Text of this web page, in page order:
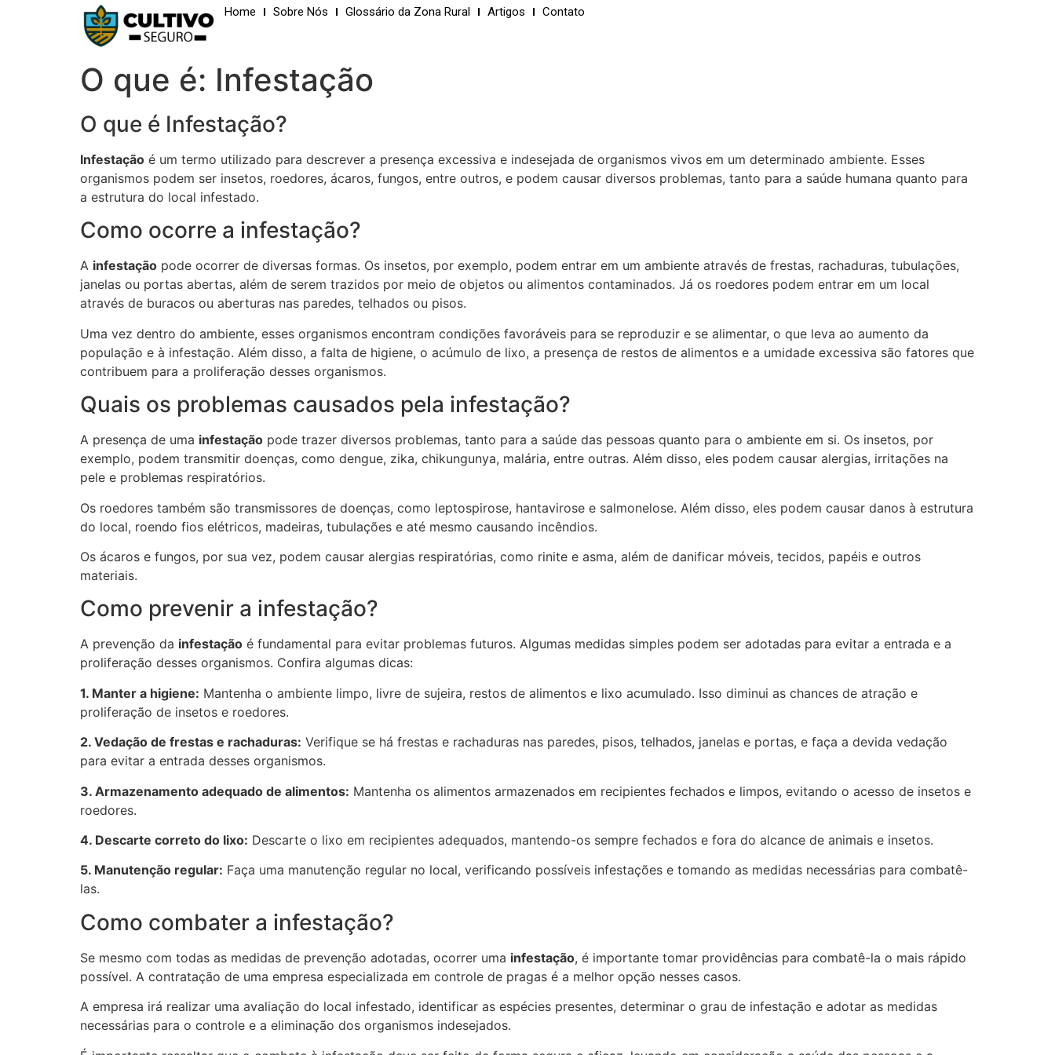
Home Sobre Nós Glossário da Zona Rural Artigos Contato
O que é: Infestação
O que é Infestação?
Infestação é um termo utilizado para descrever a presença excessiva e indesejada de organismos vivos em um determinado ambiente. Esses
organismos podem ser insetos, roedores, ácaros, fungos, entre outros, e podem causar diversos problemas, tanto para a saúde humana quanto para
a estrutura do local infestado.
Como ocorre a infestação?
A infestação pode ocorrer de diversas formas. Os insetos, por exemplo, podem entrar em um ambiente através de frestas, rachaduras, tubulações,
janelas ou portas abertas, além de serem trazidos por meio de objetos ou alimentos contaminados. Já os roedores podem entrar em um local
através de buracos ou aberturas nas paredes, telhados ou pisos.
Uma vez dentro do ambiente, esses organismos encontram condições favoráveis para se reproduzir e se alimentar, o que leva ao aumento da
população e à infestação. Além disso, a falta de higiene, o acúmulo de lixo, a presença de restos de alimentos e a umidade excessiva são fatores que
contribuem para a proliferação desses organismos.
Quais os problemas causados pela infestação?
A presença de uma infestação pode trazer diversos problemas, tanto para a saúde das pessoas quanto para o ambiente em si. Os insetos, por
exemplo, podem transmitir doenças, como dengue, zika, chikungunya, malária, entre outras. Além disso, eles podem causar alergias, irritações na
pele e problemas respiratórios.
Os roedores também são transmissores de doenças, como leptospirose, hantavirose e salmonelose. Além disso, eles podem causar danos à estrutura
do local, roendo fios elétricos, madeiras, tubulações e até mesmo causando incêndios.
Os ácaros e fungos, por sua vez, podem causar alergias respiratórias, como rinite e asma, além de danificar móveis, tecidos, papéis e outros
materiais.
Como prevenir a infestação?
A prevenção da infestação é fundamental para evitar problemas futuros. Algumas medidas simples podem ser adotadas para evitar a entrada e a
proliferação desses organismos. Confira algumas dicas:
1. Manter a higiene: Mantenha o ambiente limpo, livre de sujeira, restos de alimentos e lixo acumulado. Isso diminui as chances de atração e
proliferação de insetos e roedores.
2. Vedação de frestas e rachaduras: Verifique se há frestas e rachaduras nas paredes, pisos, telhados, janelas e portas, e faça a devida vedação
para evitar a entrada desses organismos.
3. Armazenamento adequado de alimentos: Mantenha os alimentos armazenados em recipientes fechados e limpos, evitando o acesso de insetos e
roedores.
4. Descarte correto do lixo: Descarte o lixo em recipientes adequados, mantendo-os sempre fechados e fora do alcance de animais e insetos.
5. Manutenção regular: Faça uma manutenção regular no local, verificando possíveis infestações e tomando as medidas necessárias para combatê-
las.
Como combater a infestação?
Se mesmo com todas as medidas de prevenção adotadas, ocorrer uma infestação, é importante tomar providências para combatê-la o mais rápido
possível. A contratação de uma empresa especializada em controle de pragas é a melhor opção nesses casos.
A empresa irá realizar uma avaliação do local infestado, identificar as espécies presentes, determinar o grau de infestação e adotar as medidas
necessárias para o controle e a eliminação dos organismos indesejados.